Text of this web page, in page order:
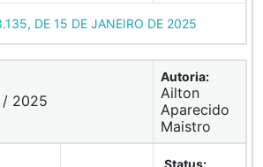
DE 15 DE JANEIRO DE 2025
/ 2025
Autoria:
Ailton
Aparecido
Maistro